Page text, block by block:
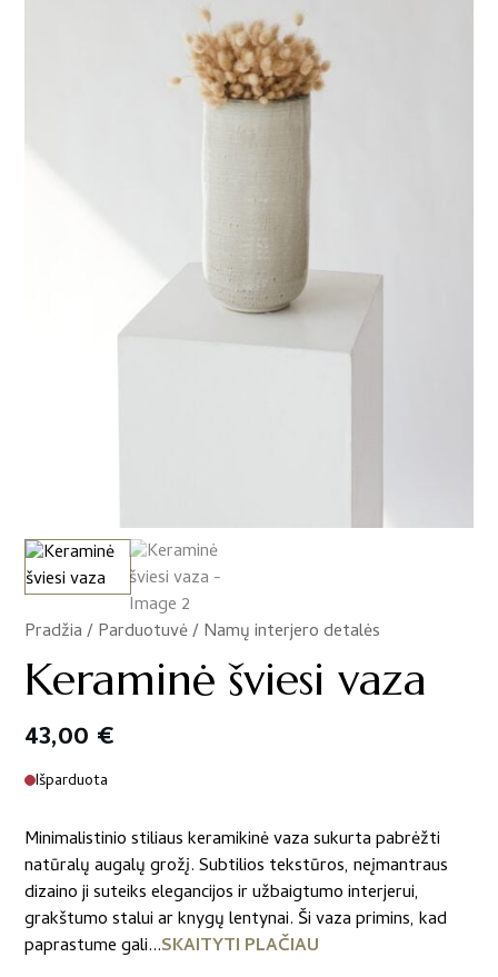
Pradžia/Parduotuvė/Namų interjero detalės
/
Keraminė šviesi vaza
43,00 €
Išparduota
Minimalistinio stiliaus keramikinė vaza sukurta pabrėžti
natūralų augalų grožį. Subtilios tekstūros, neįmantraus
dizaino ji suteiks elegancijos ir užbaigtumo interjerui,
grakštumo stalui ar knygų lentynai. Ši vaza primins, kad
paprastume gali...SKAITYTI PLAČIAU